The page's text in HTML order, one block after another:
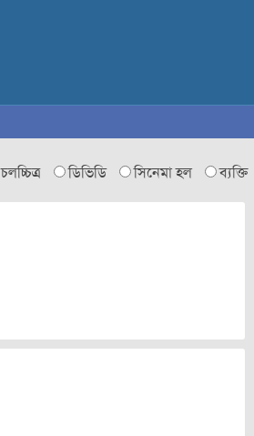
চলচ্চিত্র ডিভিডি সিনেমা হল ব্যক্তি